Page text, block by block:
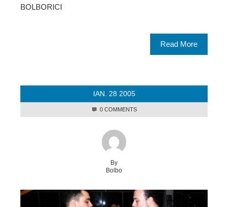
BOLBORICI
Read More
IAN. 28 2005
0 COMMENTS
By
Bolbo